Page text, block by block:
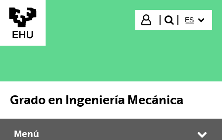
Saltar al contenido principal
Iniciar sesión
buscar"
ES
Grado en Ingeniería Mecánica
Grado en Ingeniería Mecánica
Menú